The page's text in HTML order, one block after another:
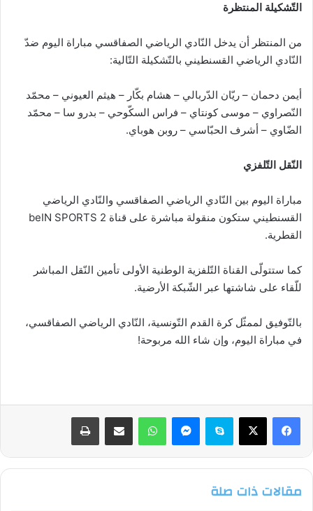
التّشكيلة المنتظرة
من المنتظر أن يدخل النّادي الرياضي الصفاقسي مباراة اليوم ضدّ
النّادي الرياضي القسنطيني بالتّشكيلة التّالية:
أيمن دحمان – ريّان الدّربالي – هشام بكّار – هيثم العيوني – محمّد
النّصراوي – موسى كونتاي – فراس السكّوحي – بدرو سا – محمّد
الضّاوي – أشرف الحبّاسي – روبن هوباي.
النّقل التّلفزي
مباراة اليوم بين النّادي الرياضي الصفاقسي والنّادي الرياضي
القسنطيني ستكون منقولة مباشرة على قناة beIN SPORTS 2
القطرية.
كما ستتولّى القناة التّلفزية الوطنية الأولى تأمين النّقل المباشر
للّقاء على شاشتها عبر الشّبكة الأرضية.
بالتّوفيق لممثّل كرة القدم التّونسية، النّادي الرياضي الصفاقسي،
في مباراة اليوم، وإن شاء الله مربوحة!
فيسبوك سكايب واتساب
مقالات ذات صلة